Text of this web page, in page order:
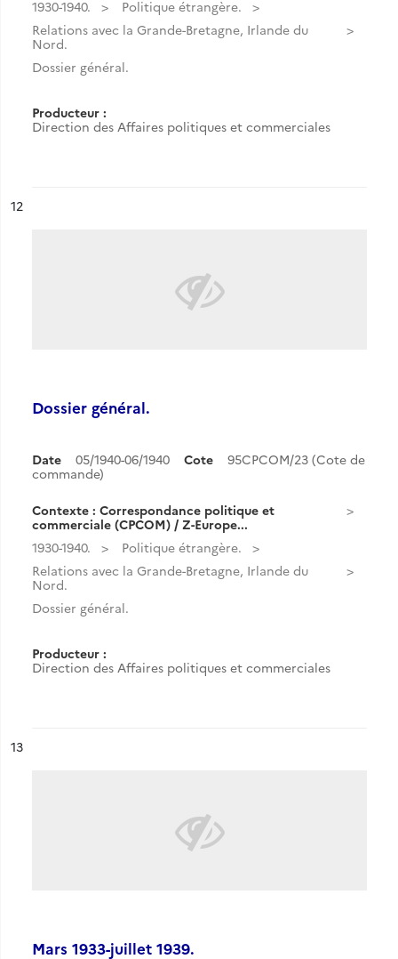
1930-1940.
Politique étrangère.
Relations avec la Grande-Bretagne, Irlande du
Nord.
Dossier général.
Producteur :
Direction des Affaires politiques et commerciales
n°
12
Dossier général.
Date 05/1940-06/1940 Cote
95CPCOM/23 (Cote de
commande)
Contexte : Correspondance politique et
commerciale (CPCOM) / Z-Europe...
1930-1940.
Politique étrangère.
Relations avec la Grande-Bretagne, Irlande du
Nord.
Dossier général.
Producteur :
Direction des Affaires politiques et commerciales
n°
13
Mars 1933-juillet 1939.